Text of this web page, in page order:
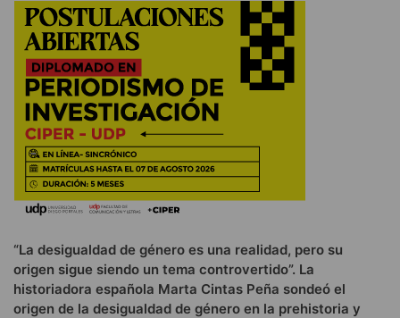
“La desigualdad de género es una realidad, pero su
origen sigue siendo un tema controvertido”. La
historiadora española Marta Cintas Peña sondeó el
origen de la desigualdad de género en la prehistoria y